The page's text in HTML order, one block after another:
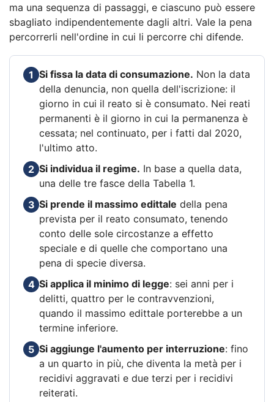
ma una sequenza di passaggi, e ciascuno può essere
sbagliato indipendentemente dagli altri. Vale la pena
percorrerli nell'ordine in cui li percorre chi difende.
1 Si fissa la data di consumazione. Non la data
della denuncia, non quella dell'iscrizione: il
giorno in cui il reato si è consumato. Nei reati
permanenti è il giorno in cui la permanenza è
cessata; nel continuato, per i fatti dal 2020,
l'ultimo atto.
2 Si individua il regime. In base a quella data,
una delle tre fasce della Tabella 1.
3 Si prende il massimo edittale della pena
prevista per il reato consumato, tenendo
conto delle sole circostanze a effetto
speciale e di quelle che comportano una
pena di specie diversa.
4 Si applica il minimo di legge: sei anni per i
delitti, quattro per le contravvenzioni,
quando il massimo edittale porterebbe a un
termine inferiore.
5 Si aggiunge l'aumento per interruzione: fino
a un quarto in più, che diventa la metà per i
recidivi aggravati e due terzi per i recidivi
reiterati.